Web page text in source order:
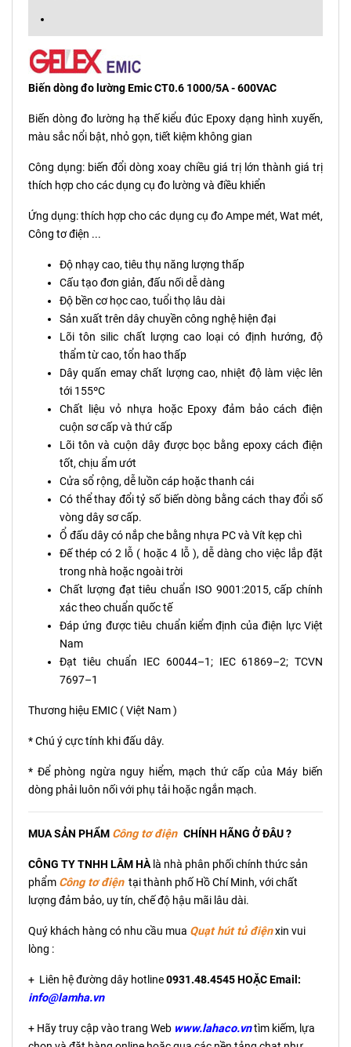
Biến dòng đo lường Emic CT0.6 1000/5A - 600VAC
Biến dòng đo lường hạ thế kiểu đúc Epoxy dạng hình xuyến,
màu sắc nổi bật, nhỏ gọn, tiết kiệm không gian
Công dụng: biến đổi dòng xoay chiều giá trị lớn thành giá trị
thích hợp cho các dụng cụ đo lường và điều khiển
Ứng dụng: thích hợp cho các dụng cụ đo Ampe mét, Wat mét,
Công tơ điện ...
Độ nhạy cao, tiêu thụ năng lượng thấp
Cấu tạo đơn giản, đấu nối dễ dàng
Độ bền cơ học cao, tuổi thọ lâu dài
Sản xuất trên dây chuyền công nghệ hiện đại
Lõi tôn silic chất lượng cao loại có định hướng, độ
thẩm từ cao, tổn hao thấp
Dây quấn emay chất lượng cao, nhiệt độ làm việc lên
tới 155ºC
Chất liệu vỏ nhựa hoặc Epoxy đảm bảo cách điện
cuộn sơ cấp và thứ cấp
Lõi tôn và cuộn dây được bọc bằng epoxy cách điện
tốt, chịu ẩm ướt
Cửa sổ rộng, dễ luồn cáp hoặc thanh cái
Có thể thay đổi tỷ số biến dòng bằng cách thay đổi số
vòng dây sơ cấp.
Ổ đấu dây có nắp che bằng nhựa PC và Vít kẹp chì
Đế thép có 2 lỗ ( hoặc 4 lỗ ), dễ dàng cho việc lắp đặt
trong nhà hoặc ngoài trời
Chất lượng đạt tiêu chuẩn ISO 9001:2015, cấp chính
xác theo chuẩn quốc tế
Đáp ứng được tiêu chuẩn kiểm định của điện lực Việt
Nam
Đạt tiêu chuẩn IEC 60044–1; IEC 61869–2; TCVN
7697–1
Thương hiệu EMIC ( Việt Nam )
* Chú ý cực tính khi đấu dây.
* Để phòng ngừa nguy hiểm, mạch thứ cấp của Máy biến
dòng phải luôn nối với phụ tải hoặc ngắn mạch.
MUA SẢN PHẨM Công tơ điện CHÍNH HÃNG Ở ĐÂU ?
CÔNG TY TNHH LÂM HÀlà nhà phân phối chính thức sản
phẩm Công tơ điện tại thành phố Hồ Chí Minh, với chất
lượng đảm bảo, uy tín, chế độ hậu mãi lâu dài.
Quý khách hàng có nhu cầu mua Quạt hút tủ điệnxin vui
lòng :
+ Liên hệ đường dây hotline0931.48.4545 HOẶC Email:
info@lamha.vn
+ Hãy truy cập vào trang Web www.lahaco.vntìm kiếm, lựa